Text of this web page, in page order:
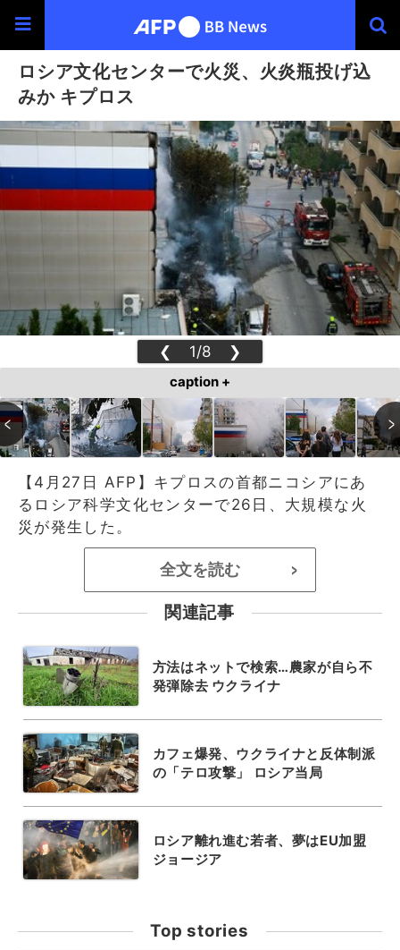
ロシア文化センターで火災、火炎瓶投げ込
みか キプロス
❮ 1/8 ❯
caption +
【4月27日 AFP】キプロスの首都ニコシアにあ
るロシア科学文化センターで26日、大規模な火
災が発生した。
全文を読む >
関連記事
方法はネットで検索…農家が自ら不
発弾除去 ウクライナ
カフェ爆発、ウクライナと反体制派
の「テロ攻撃」 ロシア当局
ロシア離れ進む若者、夢はEU加盟
ジョージア
Top stories